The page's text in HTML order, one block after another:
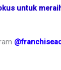
untuk